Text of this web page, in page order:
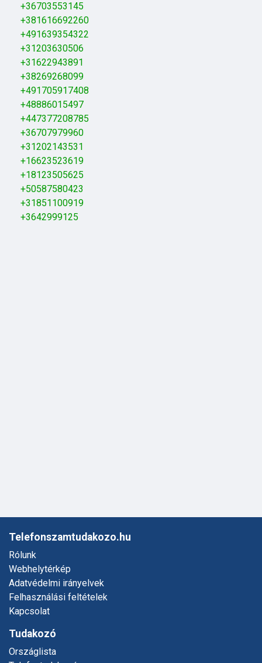
+36703553145
+381616692260
+491639354322
+31203630506
+31622943891
+38269268099
+491705917408
+48886015497
+447377208785
+36707979960
+31202143531
+16623523619
+18123505625
+50587580423
+31851100919
+3642999125
Telefonszamtudakozo.hu
Rólunk
Webhelytérkép
Adatvédelmi irányelvek
Felhasználási feltételek
Kapcsolat
Tudakozó
Országlista